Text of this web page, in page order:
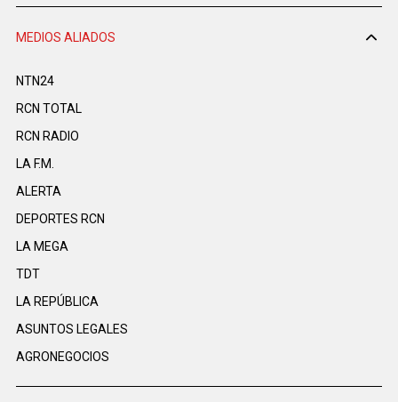
MEDIOS ALIADOS
NTN24
RCN TOTAL
RCN RADIO
LA F.M.
ALERTA
DEPORTES RCN
LA MEGA
TDT
LA REPÚBLICA
ASUNTOS LEGALES
AGRONEGOCIOS